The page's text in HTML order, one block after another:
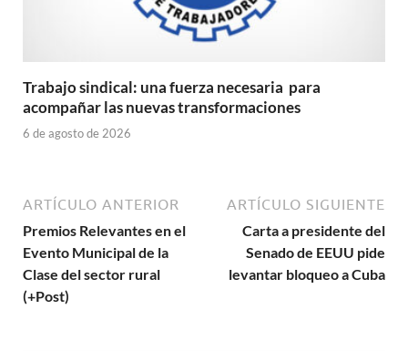
Trabajo sindical: una fuerza necesaria para
acompañar las nuevas transformaciones
6 de agosto de 2026
ARTÍCULO ANTERIOR
Premios Relevantes en el
Evento Municipal de la
Clase del sector rural
(+Post)
ARTÍCULO SIGUIENTE
Carta a presidente del
Senado de EEUU pide
levantar bloqueo a Cuba